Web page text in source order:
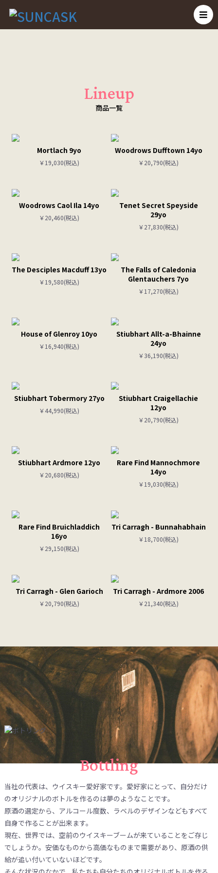
Lineup
商品一覧
Mortlach 9yo
￥19,030(税込)
Woodrows Dufftown 14yo
￥20,790(税込)
Woodrows Caol Ila 14yo
￥20,460(税込)
Tenet Secret Speyside
29yo
￥27,830(税込)
The Desciples Macduff 13yo
￥19,580(税込)
The Falls of Caledonia
Glentauchers 7yo
￥17,270(税込)
House of Glenroy 10yo
￥16,940(税込)
Stiubhart Allt-a-Bhainne
24yo
￥36,190(税込)
Stiubhart Tobermory 27yo
￥44,990(税込)
Stiubhart Craigellachie
12yo
￥20,790(税込)
Stiubhart Ardmore 12yo
￥20,680(税込)
Rare Find Mannochmore
14yo
￥19,030(税込)
Rare Find Bruichladdich
16yo
￥29,150(税込)
Tri Carragh - Bunnahabhain
￥18,700(税込)
Tri Carragh - Glen Garioch
￥20,790(税込)
Tri Carragh - Ardmore 2006
￥21,340(税込)
Bottling
当社の代表は、ウイスキー愛好家です。愛好家にとって、自分だけ
のオリジナルのボトルを作るのは夢のようなことです。
原酒の選定から、アルコール度数、ラベルのデザインなどもすべて
自身で作ることが出来ます。
現在、世界では、空前のウイスキーブームが来ていることをご存じ
でしょうか。安価なものから高価なものまで需要があり、原酒の供
給が追い付いていないほどです。